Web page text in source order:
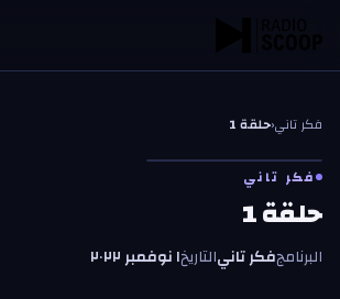
فكر تاني‹حلقة 1
فكر تاني
حلقة 1
البرنامجفكر تانيالتاريخ١ نوفمبر ٢٠٢٢